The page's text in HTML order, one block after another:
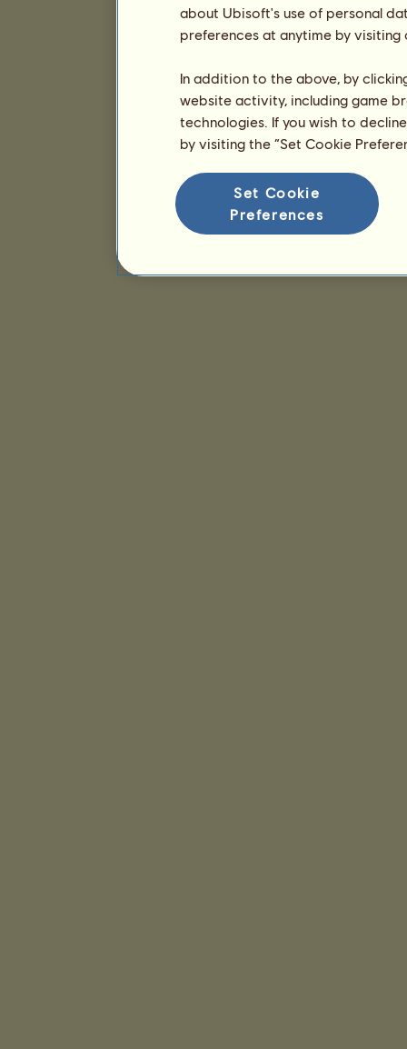
about Ubisoft's use of personal
preferences at anytime by
In addition to the above, by
website activity, including game
technologies. If you wish to
by visiting the “Set Cookie
Set Cookie
Preferences